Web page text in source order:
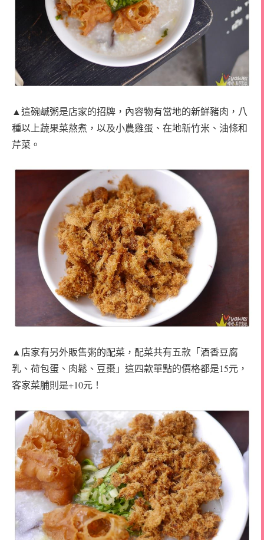
▲這碗鹹粥是店家的招牌，內容物有當地的新鮮豬肉，八
種以上蔬果菜熬煮，以及小農雞蛋、在地新竹米、油條和
芹菜。
▲店家有另外販售粥的配菜，配菜共有五款「酒香豆腐
乳、荷包蛋、肉鬆、豆棗」這四款單點的價格都是15元，
客家菜脯則是+10元！